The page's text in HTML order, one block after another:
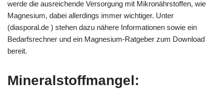
werde die ausreichende Versorgung mit Mikronährstoffen, wie
Magnesium, dabei allerdings immer wichtiger. Unter
(diasporal.de ) stehen dazu nähere Informationen sowie ein
Bedarfsrechner und ein Magnesium-Ratgeber zum Download
bereit.
Mineralstoffmangel: